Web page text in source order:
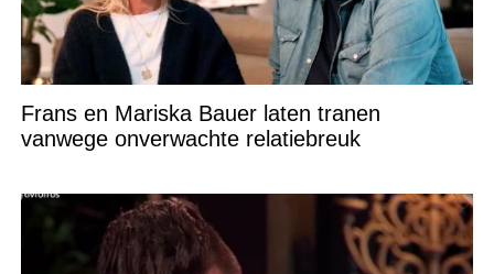
Frans en Mariska Bauer laten tranen
vanwege onverwachte relatiebreuk